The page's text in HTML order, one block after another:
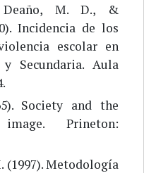
Deaño, M. D., &
Incidencia de los
escolar en
Secundaria. Aula
Society and the
Prineton:
(1997). Metodología